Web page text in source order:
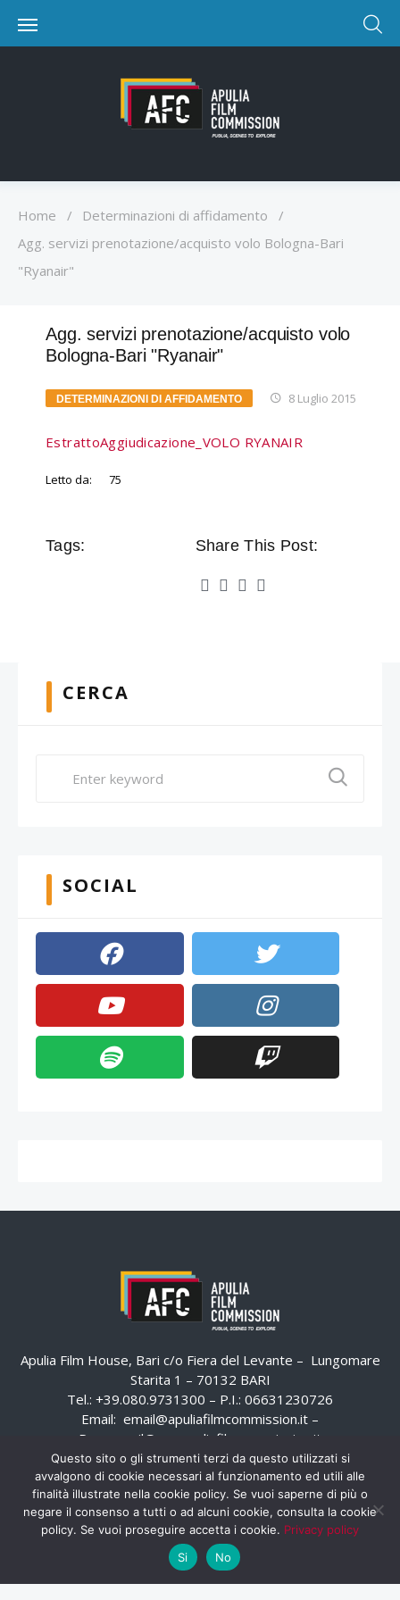
Home / Determinazioni di affidamento
/
Agg. servizi prenotazione/acquisto volo Bologna-Bari
"Ryanair"
Agg. servizi prenotazione/acquisto volo
Bologna-Bari "Ryanair"
DETERMINAZIONI DI AFFIDAMENTO 8 Luglio 2015
EstrattoAggiudicazione_VOLO RYANAIR
Letto da: 75
Tags: Share This Post:
CERCA
SOCIAL
Apulia Film House, Bari c/o Fiera del Levante – Lungomare
Starita 1 – 70132 BARI
Tel.: +39.080.9731300 – P.I.: 06631230726
Email: email@apuliafilmcommission.it –
Pec:
email@pec.apuliafilmcommission.it
Questo sito o gli strumenti terzi da questo utilizzati si
avvalgono di cookie necessari al funzionamento ed utili alle
finalità illustrate nella cookie policy. Se vuoi saperne di più o
negare il consenso a tutti o ad alcuni cookie, consulta la cookie
policy. Se vuoi proseguire accetta i cookie. Privacy policy
Si
No